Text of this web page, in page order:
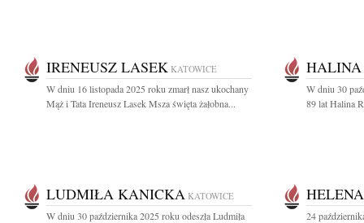
IRENEUSZ LASEK KATOWICE
W dniu 16 listopada 2025 roku zmarł nasz ukochany
Mąż i Tata Ireneusz Lasek Msza święta żałobna...
HALINA
W dniu 30
89 lat Halina
LUDMIŁA KANICKA KATOWICE
W dniu 30 października 2025 roku odeszła Ludmiła
24